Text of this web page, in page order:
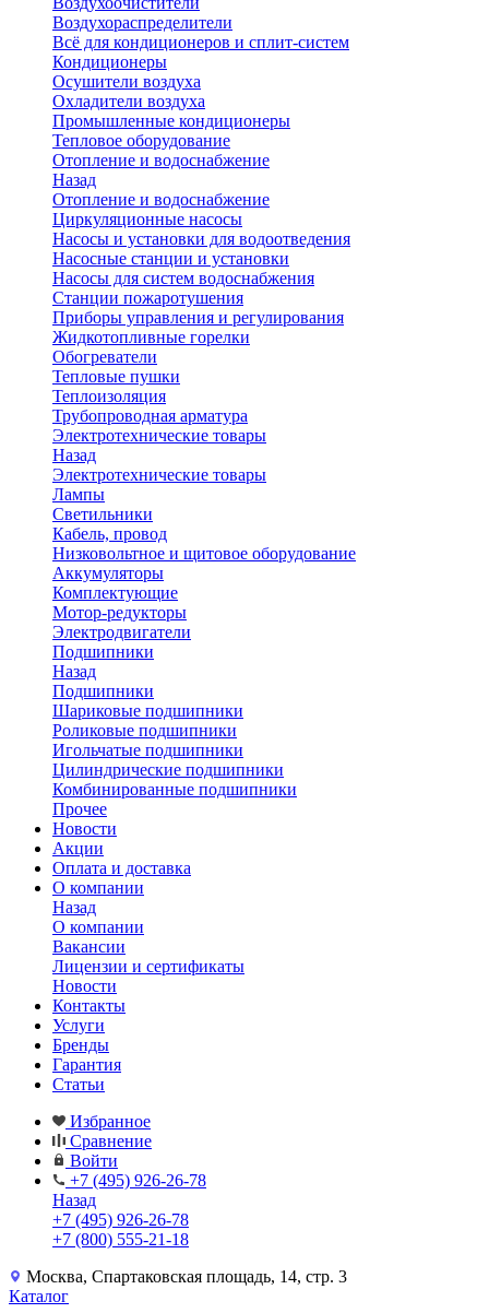
Воздухораспределители
Всё для кондиционеров и сплит-систем
Кондиционеры
Осушители воздуха
Охладители воздуха
Промышленные кондиционеры
Тепловое оборудование
Отопление и водоснабжение
Назад
Отопление и водоснабжение
Циркуляционные насосы
Насосы и установки для водоотведения
Насосные станции и установки
Насосы для систем водоснабжения
Станции пожаротушения
Приборы управления и регулирования
Жидкотопливные горелки
Обогреватели
Тепловые пушки
Теплоизоляция
Трубопроводная арматура
Электротехнические товары
Назад
Электротехнические товары
Лампы
Светильники
Кабель, провод
Низковольтное и щитовое оборудование
Аккумуляторы
Комплектующие
Мотор-редукторы
Электродвигатели
Подшипники
Назад
Подшипники
Шариковые подшипники
Роликовые подшипники
Игольчатые подшипники
Цилиндрические подшипники
Комбинированные подшипники
Прочее
Новости
Акции
Оплата и доставка
О компании
Назад
О компании
Вакансии
Лицензии и сертификаты
Новости
Контакты
Услуги
Бренды
Гарантия
Статьи
Избранное
Сравнение
Войти
+7 (495) 926-26-78
Назад
+7 (495) 926-26-78
+7 (800) 555-21-18
Москва, Спартаковская площадь, 14, стр. 3
Каталог